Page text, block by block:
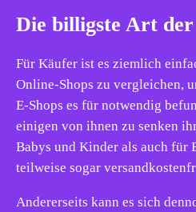
Die billigste Art
Für Käufer ist es ziemlich
Online-Shops zu vergleichen,
E-Shops es für notwendig
einigen von ihnen zu senken
Babys und Kinder als auch für
teilweise sogar
Andererseits kann es sich